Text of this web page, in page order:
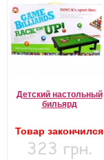
Детский настольный
бильярд
Товар закончился
323 грн.